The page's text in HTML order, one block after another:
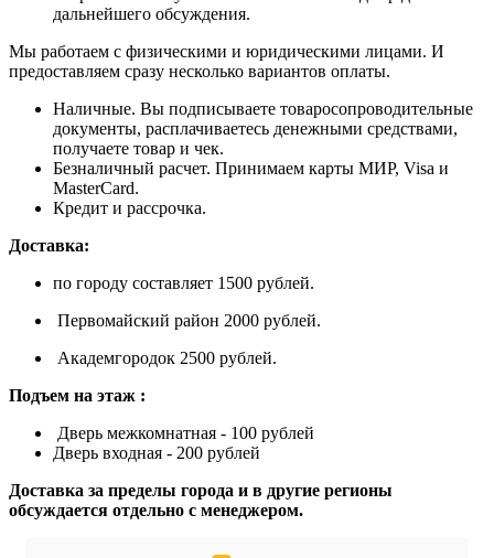
дальнейшего обсуждения.
Мы работаем с физическими и юридическими лицами. И
предоставляем сразу несколько вариантов оплаты.
Наличные. Вы подписываете товаросопроводительные
документы, расплачиваетесь денежными средствами,
получаете товар и чек.
Безналичный расчет. Принимаем карты МИР, Visa и
MasterCard.
Кредит и рассрочка.
Доставка:
по городу составляет 1500 рублей.
Первомайский район 2000 рублей.
Академгородок 2500 рублей.
Подъем на этаж :
Дверь межкомнатная - 100 рублей
Дверь входная - 200 рублей
Доставка за пределы города и в другие регионы
обсуждается отдельно с менеджером.